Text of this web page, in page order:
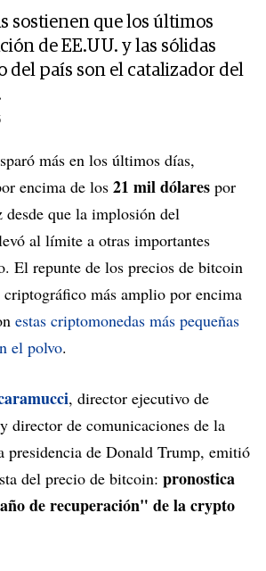
sostienen que los últimos
de EE.UU. y las sólidas
del país son el catalizador del
más en los últimos días,
encima de los 21 mil dólares por
desde que la implosión del
al límite a otras importantes
El repunte de los precios de bitcoin
más amplio por encima
estas criptomonedas más pequeñas
el polvo.
, director ejecutivo de
director de comunicaciones de la
presidencia de Donald Trump, emitió
del precio de bitcoin: pronostica
de recuperación" de la crypto